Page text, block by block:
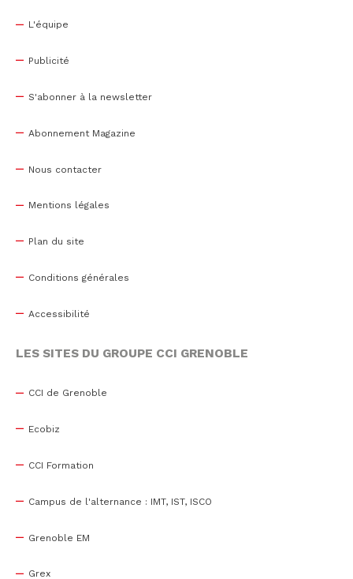
L'équipe
Publicité
S'abonner à la newsletter
Abonnement Magazine
Nous contacter
Mentions légales
Plan du site
Conditions générales
Accessibilité
LES SITES DU GROUPE CCI GRENOBLE
CCI de Grenoble
Ecobiz
CCI Formation
Campus de l'alternance : IMT, IST, ISCO
Grenoble EM
Grex